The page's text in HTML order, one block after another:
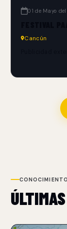
01 de Mayo
Cancún